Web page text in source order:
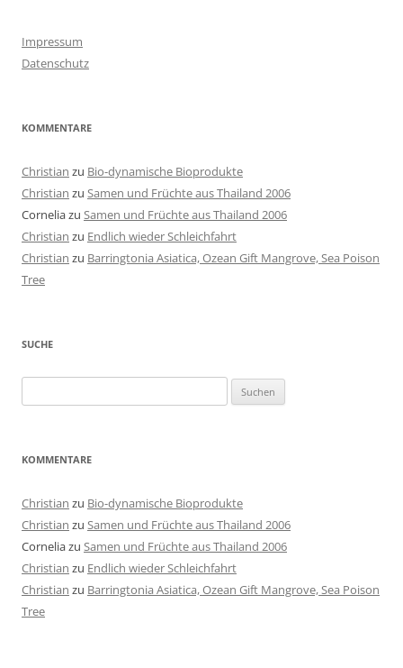
Impressum
Datenschutz
KOMMENTARE
Christian zu Bio-dynamische Bioprodukte
Christian zu Samen und Früchte aus Thailand 2006
Corneliazu Samen und Früchte aus Thailand 2006
Christian zu Endlich wieder Schleichfahrt
Christian zu Barringtonia Asiatica, Ozean Gift Mangrove, Sea Poison
Tree
SUCHE
nach:
KOMMENTARE
Christian zu Bio-dynamische Bioprodukte
Christian zu Samen und Früchte aus Thailand 2006
Corneliazu Samen und Früchte aus Thailand 2006
Christian zu Endlich wieder Schleichfahrt
Christian zu Barringtonia Asiatica, Ozean Gift Mangrove, Sea Poison
Tree